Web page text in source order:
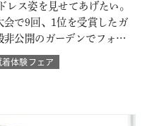
レス姿を見せてあげたい。
会で9回、1位を受賞したガ
公開のガーデンでフォト
一緒に 二人以外は誰もい
デンでのウェディングフォ
着体験フェア